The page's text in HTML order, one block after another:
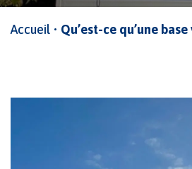
Accueil • Qu’est-ce qu’une base